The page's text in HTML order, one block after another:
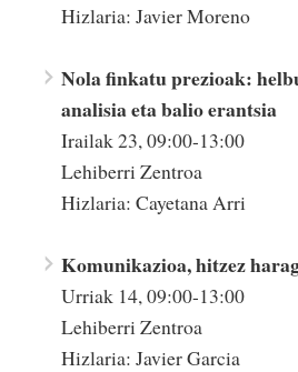
Hizlaria: Javier Moreno
Nola finkatu prezioak:
analisia eta balio erantsia
Irailak 23, 09:00-13:00
Lehiberri Zentroa
Hizlaria: Cayetana Arri
Komunikazioa, hitzez
Urriak 14, 09:00-13:00
Lehiberri Zentroa
Hizlaria: Javier Garcia